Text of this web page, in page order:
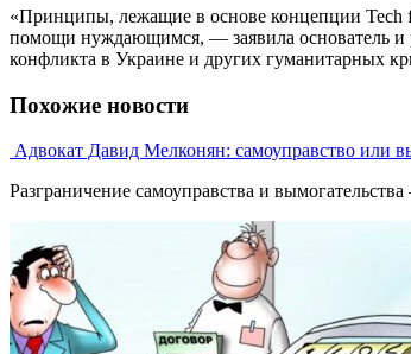
«Принципы, лежащие в основе концепции Tech
помощи нуждающимся, — заявила основатель и
конфликта в Украине и других гуманитарных
Похожие новости
Адвокат Давид Мелконян: самоуправство или
Разграничение самоуправства и